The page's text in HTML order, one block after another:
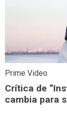
Prime Video
Crítica de
cambia para